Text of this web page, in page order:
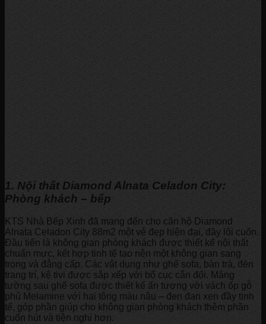
1. Nội thất Diamond Alnata Celadon City:
Phòng khách – bếp
KTS Nhà Bếp Xinh đã mang đến cho căn hộ Diamond
Alnata Celadon City 88m2 một vẻ đẹp hiện đại, đầy lôi cuốn.
Đầu tiên là không gian phòng khách được thiết kế nội thất
chuẩn mực, kết hợp tinh tế tạo nên một không gian sang
trọng và đẳng cấp. Các vật dụng như ghế sofa, bàn trà, đèn
trang trí, kệ tivi được sắp xếp với bố cục cân đối. Mảng
tường sau ghế sofa được thiết kế ấn tượng với vách ốp gỗ
phủ Melamine với hai tông màu nâu – đen đan xen đầy tinh
tế, góp phần giúp cho không gian phòng khách thêm phần
cuốn hút và tiện nghi hơn.